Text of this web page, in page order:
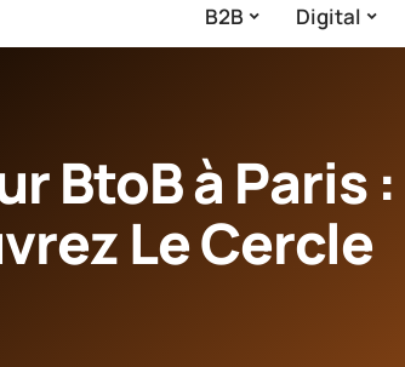
B2B Digital
BtoB à Paris :
Le Cercle